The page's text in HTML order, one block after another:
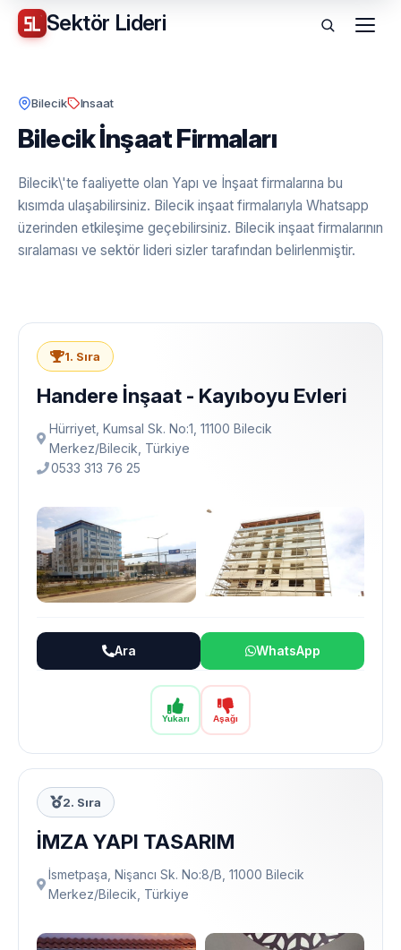
Sektör Lideri Menü
Bilecik Insaat
Bilecik İnşaat Firmaları
Bilecik\'te faaliyette olan Yapı ve İnşaat firmalarına bu
kısımda ulaşabilirsiniz. Bilecik inşaat firmalarıyla Whatsapp
üzerinden etkileşime geçebilirsiniz. Bilecik inşaat firmalarının
sıralaması ve sektör lideri sizler tarafından belirlenmiştir.
1. Sıra
Yukarı Aşağı
Handere İnşaat - Kayıboyu Evleri
Hürriyet, Kumsal Sk. No:1, 11100 Bilecik
Merkez/Bilecik, Türkiye
0533 313 76 25
Ara WhatsApp
2. Sıra
İMZA YAPI TASARIM
İsmetpaşa, Nişancı Sk. No:8/B, 11000 Bilecik
Merkez/Bilecik, Türkiye